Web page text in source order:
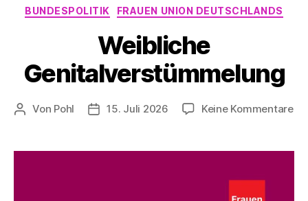
Kategorien
BUNDESPOLITIK FRAUEN UNION DEUTSCHLANDS
Weibliche
Genitalverstümmelung
Beitragsautor
Von Pohl Beitragsdatum
15. Juli 2026 Keine Kommentarezu